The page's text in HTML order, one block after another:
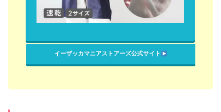
イーザッカマニアストアーズ公式サイト